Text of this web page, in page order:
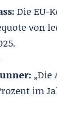
Die EU-
von
„Die
im